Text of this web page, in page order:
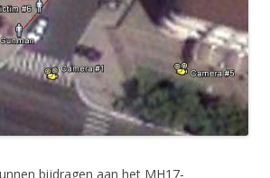
bijdragen aan het MH17-